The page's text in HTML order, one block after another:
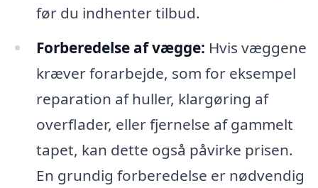
før du indhenter tilbud.
Forberedelse af vægge: Hvis væggene
kræver forarbejde, som for eksempel
reparation af huller, klargøring af
overflader, eller fjernelse af gammelt
tapet, kan dette også påvirke prisen.
En grundig forberedelse er nødvendig